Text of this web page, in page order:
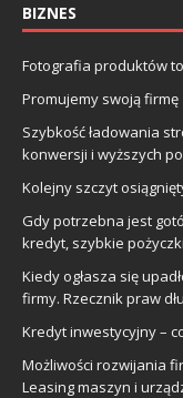
BIZNES
Fotografia produktów
Promujemy swoją firmę
Szybkość ładowania
konwersji i wyższych
Kolejny szczyt
Gdy potrzebna jest
kredyt, szybkie
Kiedy ogłasza się
firmy. Rzecznik praw
Kredyt inwestycyjny –
Możliwości rozwijania
Leasing maszyn i